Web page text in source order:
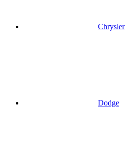
Chrysler
Dodge